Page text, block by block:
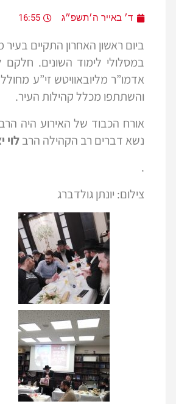
ד׳ באייר ה׳תשפ״ג 16:55
ביום ראשון האחרון התקיים
במסלולי לימוד השונים.
והשתתפו מכלל קהילות העיר.
אורח הכבוד של האירוע היה
נשא דברים רב הקהילה הרבלוי
.
צילום: יונתן גולדברג